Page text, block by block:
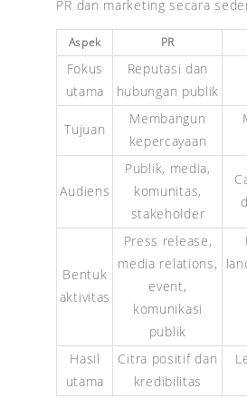
PR dan marketing secara
Aspek PR
Fokus
utama
Reputasi dan
hubungan publik
Tujuan
Membangun
kepercayaan
Audiens
Publik, media,
komunitas,
stakeholder
Bentuk
aktivitas
Press release,
media relations,
event,
komunikasi
publik
Hasil
utama
Citra positif dan
kredibilitas